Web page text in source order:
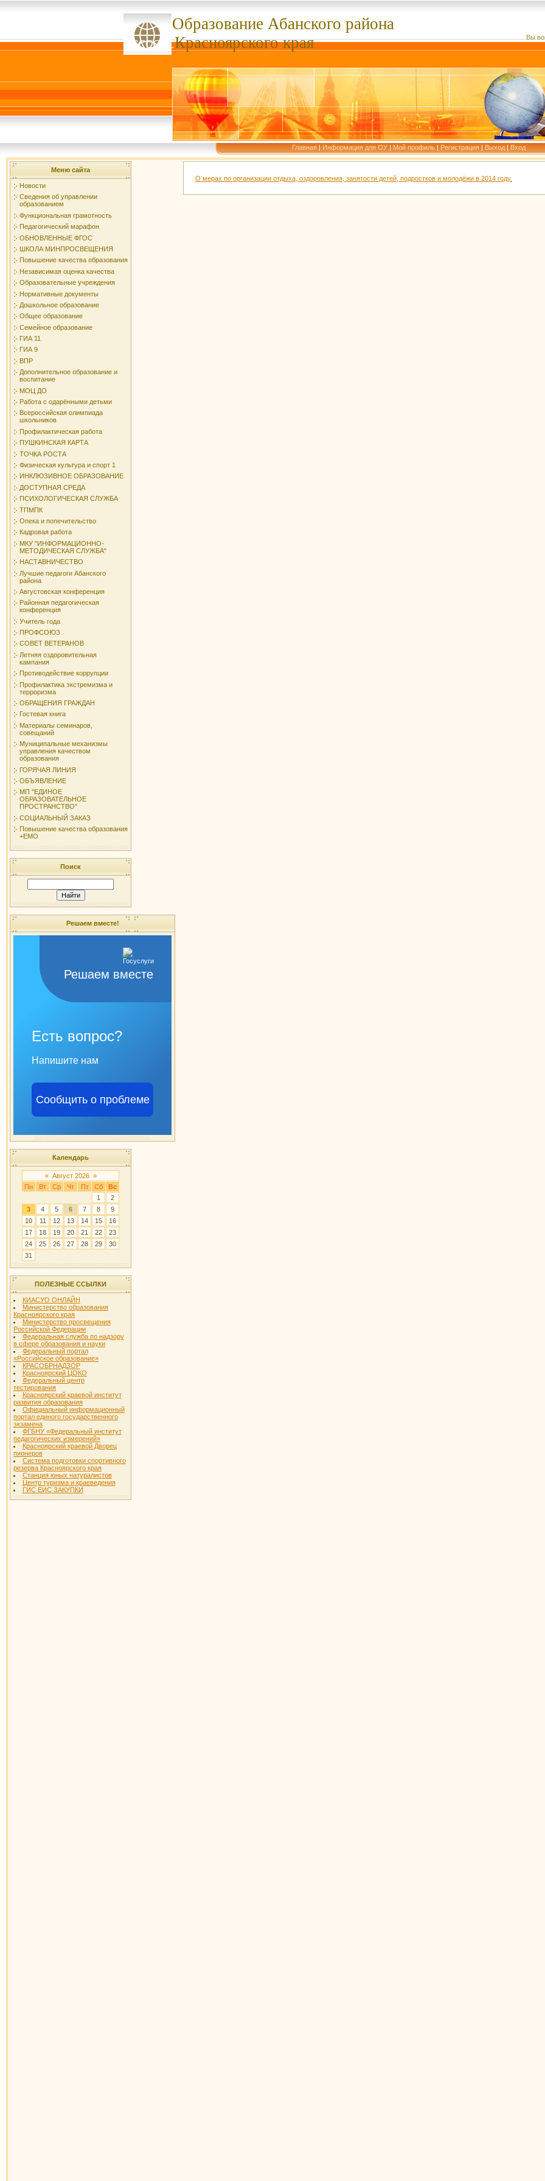
Образование Абанского района
сссссссКрасноярского края Вы
Главная | Информация для ОУ | Мой профиль | Регистрация | Выход | Вход
Меню сайта
Новости
Сведения об управлении
образованием
Функциональная грамотность
Педагогический марафон
ОБНОВЛЕННЫЕ ФГОС
ШКОЛА МИНПРОСВЕЩЕНИЯ
Повышение качества образования
Независимая оценка качества
Образовательные учреждения
Нормативные документы
Дошкольное образование
Общее образование
Семейное образование
ГИА 11
ГИА 9
ВПР
Дополнительное образование и
воспитание
МОЦ ДО
Работа с одарёнными детьми
Всероссийская олимпиада
школьников
Профилактическая работа
ПУШКИНСКАЯ КАРТА
ТОЧКА РОСТА
Физическая культура и спорт 1
ИНКЛЮЗИВНОЕ ОБРАЗОВАНИЕ
ДОСТУПНАЯ СРЕДА
ПСИХОЛОГИЧЕСКАЯ СЛУЖБА
ТПМПК
Опека и попечительство
Кадровая работа
МКУ "ИНФОРМАЦИОННО-
МЕТОДИЧЕСКАЯ СЛУЖБА"
НАСТАВНИЧЕСТВО
Лучшие педагоги Абанского
района
Августовская конференция
Районная педагогическая
конференция
Учитель года
ПРОФСОЮЗ
СОВЕТ ВЕТЕРАНОВ
Летняя оздоровительная
кампания
Противодействие коррупции
Профилактика экстремизма и
терроризма
ОБРАЩЕНИЯ ГРАЖДАН
Гостевая книга
Материалы семинаров,
совещаний
Муниципальные механизмы
управления качеством
образования
ГОРЯЧАЯ ЛИНИЯ
ОБЪЯВЛЕНИЕ
МП "ЕДИНОЕ
ОБРАЗОВАТЕЛЬНОЕ
ПРОСТРАНСТВО"
СОЦИАЛЬНЫЙ ЗАКАЗ
Повышение качества образования
+ЕМО
Поиск
Решаем вместе!
Решаем вместе
Есть вопрос?
Напишите нам
Сообщить о проблеме
Календарь
« Август 2026 »
Пн
Вт Ср Чт Пт Сб
Вс
1
2
3
4 5 6 7 8
9
10
11 12 13 14 15
16
17
18 19 20 21 22
23
24
25 26 27 28 29
30
31
ПОЛЕЗНЫЕ ССЫЛКИ
КИАСУО ОНЛАЙН
Министерство образования
Красноярского края
Министерство просвещения
Российской Федерации
Федеральная служба по надзору
в сфере образования и науки
Федеральный портал
«Российское образование»
КРАСОБРНАДЗОР
Красноярский ЦОКО
Федеральный центр
тестирования
Красноярский краевой институт
развития образования
Официальный информационный
портал единого государственного
экзамена
ФГБНУ «Федеральный институт
педагогических измерений»
Красноярский краевой Дворец
пионеров
Система подготовки спортивного
резерва Красноярского края
Станция юных натуралистов
Центр туризма и краеведения
ГИС ЕИС ЗАКУПКИ
О мерах по организации отдыха, оздоровления, занятости детей, подростков и молодёжи в 2014 году.